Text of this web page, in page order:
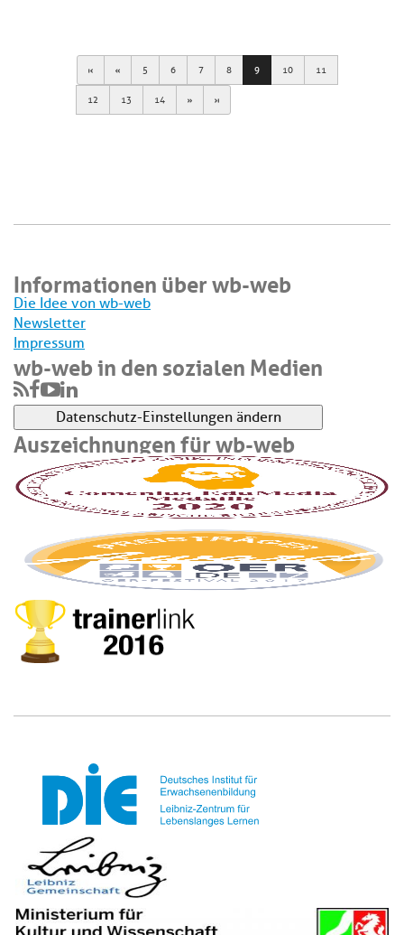
First Previous
5 6 7 8 9 10 11
12 13 14 Next Last
Informationen über wb-web
Die Idee von wb-web
Newsletter
Impressum
wb-web in den sozialen Medien
Datenschutz-Einstellungen ändern
Auszeichnungen für wb-web